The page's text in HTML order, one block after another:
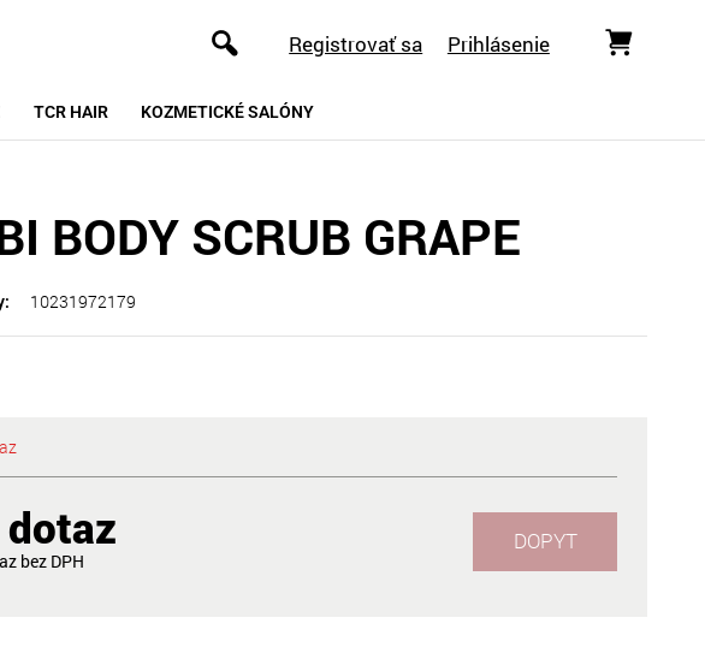
Registrovať sa Prihlásenie
TCR HAIR KOZMETICKÉ SALÓNY
BODY SCRUB GRAPE
10231972179
dotaz DOPYT